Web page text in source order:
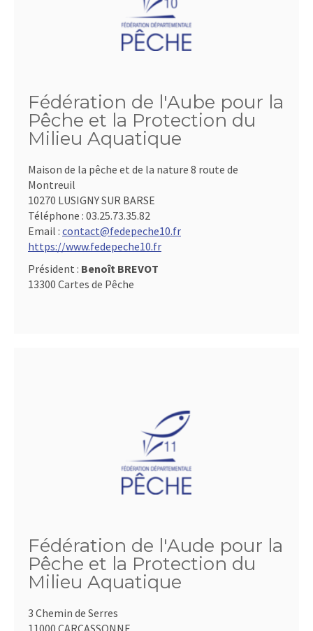
Fédération de l'Aube pour la
Pêche et la Protection du
Milieu Aquatique
Maison de la pêche et de la nature 8 route de
Montreuil
10270 LUSIGNY SUR BARSE
Téléphone : 03.25.73.35.82
Email : contact@fedepeche10.fr
https://www.fedepeche10.fr
Président : Benoît BREVOT
13300 Cartes de Pêche
Fédération de l'Aude pour la
Pêche et la Protection du
Milieu Aquatique
3 Chemin de Serres
11000 CARCASSONNE